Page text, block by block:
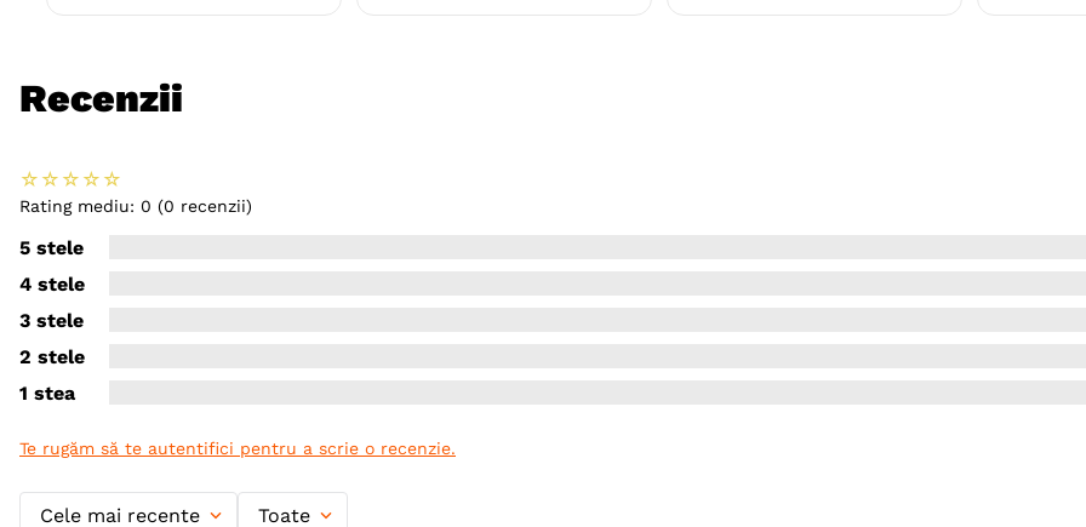
Recenzii
☆ ☆ ☆ ☆ ☆
Rating mediu: 0 (0 recenzii)
5 stele
4 stele
3 stele
2 stele
1 stea
Te rugăm să te autentifici pentru a scrie o recenzie.
Cele mai recente Toate